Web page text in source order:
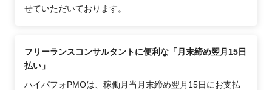
せていただいております。
フリーランスコンサルタントに便利な「月末締め翌月15日
払い」
ハイパフォPMOは、稼働月当月末締め翌月15日にお支払